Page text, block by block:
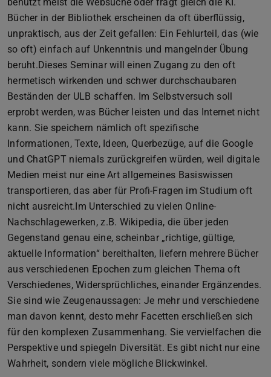
Bücher in der Bibliothek erscheinen da oft überflüssig,
unpraktisch, aus der Zeit gefallen: Ein Fehlurteil, das (wie
so oft) einfach auf Unkenntnis und mangelnder Übung
beruht.Dieses Seminar will einen Zugang zu den oft
hermetisch wirkenden und schwer durchschaubaren
Beständen der ULB schaffen. Im Selbstversuch soll
erprobt werden, was Bücher leisten und das Internet nicht
kann. Sie speichern nämlich oft spezifische
Informationen, Texte, Ideen, Querbezüge, auf die Google
und ChatGPT niemals zurückgreifen würden, weil digitale
Medien meist nur eine Art allgemeines Basiswissen
transportieren, das aber für Profi-Fragen im Studium oft
nicht ausreicht.Im Unterschied zu vielen Online-
Nachschlagewerken, z.B. Wikipedia, die über jeden
Gegenstand genau eine, scheinbar „richtige, gültige,
aktuelle Information“ bereithalten, liefern mehrere Bücher
aus verschiedenen Epochen zum gleichen Thema oft
Verschiedenes, Widersprüchliches, einander Ergänzendes.
Sie sind wie Zeugenaussagen: Je mehr und verschiedene
man davon kennt, desto mehr Facetten erschließen sich
für den komplexen Zusammenhang. Sie vervielfachen die
Perspektive und spiegeln Diversität. Es gibt nicht nur eine
Wahrheit, sondern viele mögliche Blickwinkel.